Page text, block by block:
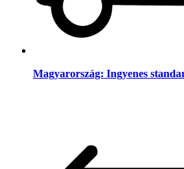
Magyarország: Ingyenes